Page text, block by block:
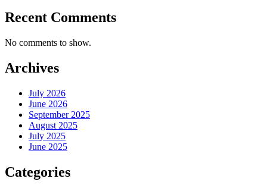
Recent Comments
No comments to show.
Archives
July 2026
June 2026
September 2025
August 2025
July 2025
June 2025
Categories